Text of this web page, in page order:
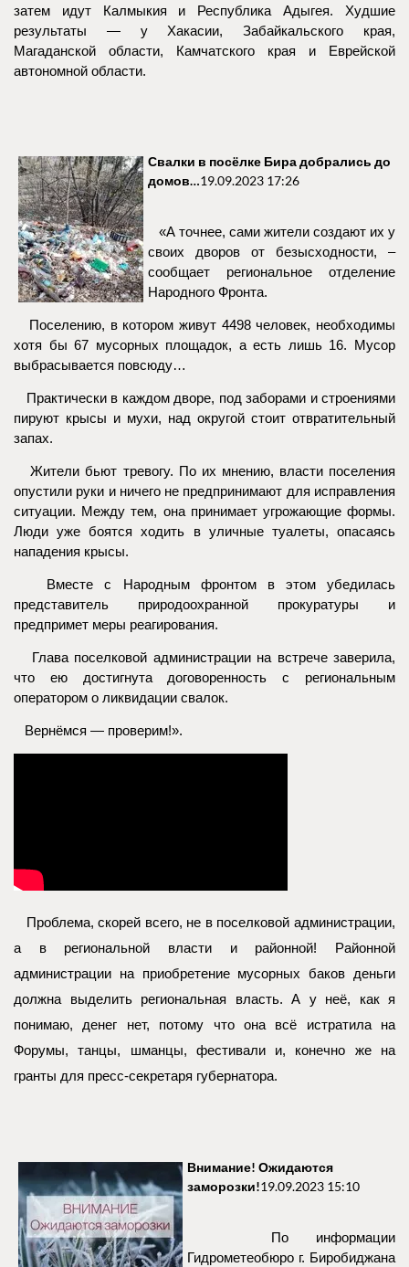
затем идут Калмыкия и Республика Адыгея. Худшие
результаты — у Хакасии, Забайкальского края,
Магаданской области, Камчатского края и Еврейской
автономной области.
Свалки в посёлке Бира добрались до
домов…19.09.2023 17:26
«А точнее, сами жители создают их у
своих дворов от безысходности, –
сообщает региональное отделение
Народного Фронта.
Поселению, в котором живут 4498 человек, необходимы
хотя бы 67 мусорных площадок, а есть лишь 16. Мусор
выбрасывается повсюду…
Практически в каждом дворе, под заборами и строениями
пируют крысы и мухи, над округой стоит отвратительный
запах.
Жители бьют тревогу. По их мнению, власти поселения
опустили руки и ничего не предпринимают для исправления
ситуации. Между тем, она принимает угрожающие формы.
Люди уже боятся ходить в уличные туалеты, опасаясь
нападения крысы.
Вместе с Народным фронтом в этом убедилась
представитель природоохранной прокуратуры и
предпримет меры реагирования.
Глава поселковой администрации на встрече заверила,
что ею достигнута договоренность с региональным
оператором о ликвидации свалок.
Вернёмся — проверим!».
Проблема, скорей всего, не в поселковой администрации,
а в региональной власти и районной! Районной
администрации на приобретение мусорных баков деньги
должна выделить региональная власть. А у неё, как я
понимаю, денег нет, потому что она всё истратила на
Форумы, танцы, шманцы, фестивали и, конечно же на
гранты для пресс-секретаря губернатора.
Внимание! Ожидаются
заморозки!19.09.2023 15:10
По информации
Гидрометеобюро г. Биробиджана